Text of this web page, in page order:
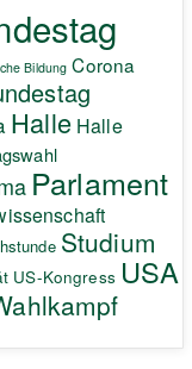
Bildung Corona
Halle Halle
Parlament
Studium
US-Kongress USA